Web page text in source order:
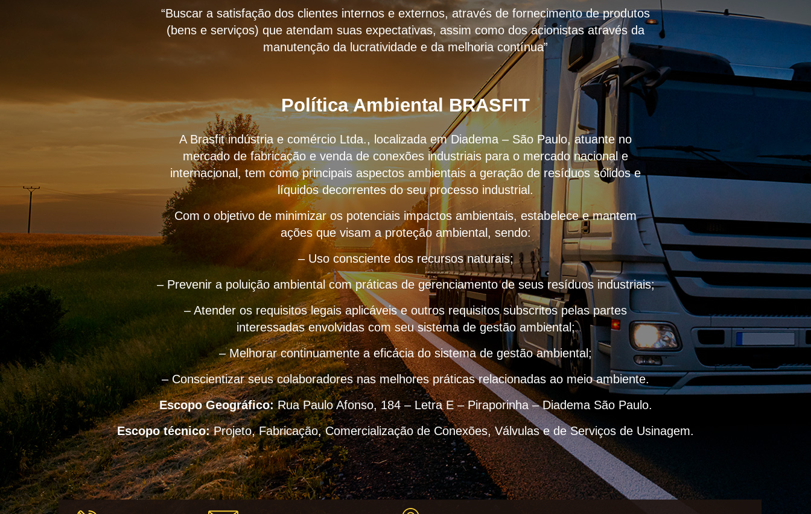
“Buscar a satisfação dos clientes internos e externos, através de fornecimento de produtos
(bens e serviços) que atendam suas expectativas, assim como dos acionistas através da
manutenção da lucratividade e da melhoria contínua”
Política Ambiental BRASFIT
A Brasfit indústria e comércio Ltda., localizada em Diadema – São Paulo, atuante no
mercado de fabricação e venda de conexões industriais para o mercado nacional e
internacional, tem como principais aspectos ambientais a geração de resíduos sólidos e
líquidos decorrentes do seu processo industrial.
Com o objetivo de minimizar os potenciais impactos ambientais, estabelece e mantem
ações que visam a proteção ambiental, sendo:
– Uso consciente dos recursos naturais;
– Prevenir a poluição ambiental com práticas de gerenciamento de seus resíduos industriais;
– Atender os requisitos legais aplicáveis e outros requisitos subscritos pelas partes
interessadas envolvidas com seu sistema de gestão ambiental;
– Melhorar continuamente a eficácia do sistema de gestão ambiental;
– Conscientizar seus colaboradores nas melhores práticas relacionadas ao meio ambiente.
Escopo Geográfico:Rua Paulo Afonso, 184 – Letra E – Piraporinha – Diadema São Paulo.
Escopo técnico:Projeto, Fabricação, Comercialização de Conexões, Válvulas e de Serviços de Usinagem.